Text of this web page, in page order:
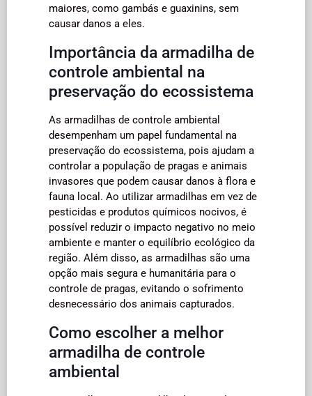
maiores, como gambás e guaxinins, sem
causar danos a eles.
Importância da armadilha de
controle ambiental na
preservação do ecossistema
As armadilhas de controle ambiental
desempenham um papel fundamental na
preservação do ecossistema, pois ajudam a
controlar a população de pragas e animais
invasores que podem causar danos à flora e
fauna local. Ao utilizar armadilhas em vez de
pesticidas e produtos químicos nocivos, é
possível reduzir o impacto negativo no meio
ambiente e manter o equilíbrio ecológico da
região. Além disso, as armadilhas são uma
opção mais segura e humanitária para o
controle de pragas, evitando o sofrimento
desnecessário dos animais capturados.
Como escolher a melhor
armadilha de controle
ambiental